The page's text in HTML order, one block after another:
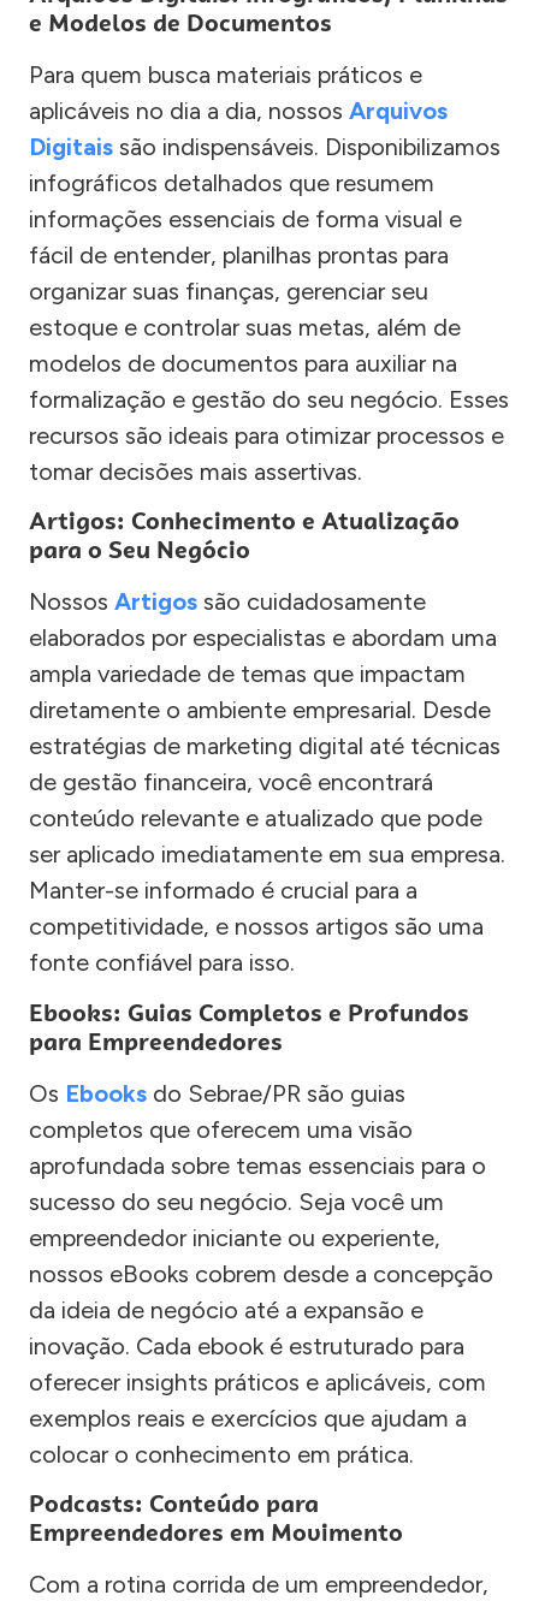
e Modelos de Documentos
Para quem busca materiais práticos e
aplicáveis no dia a dia, nossos Arquivos
Digitais são indispensáveis. Disponibilizamos
infográficos detalhados que resumem
informações essenciais de forma visual e
fácil de entender, planilhas prontas para
organizar suas finanças, gerenciar seu
estoque e controlar suas metas, além de
modelos de documentos para auxiliar na
formalização e gestão do seu negócio. Esses
recursos são ideais para otimizar processos e
tomar decisões mais assertivas.
Artigos: Conhecimento e Atualização
para o Seu Negócio
Nossos Artigos são cuidadosamente
elaborados por especialistas e abordam uma
ampla variedade de temas que impactam
diretamente o ambiente empresarial. Desde
estratégias de marketing digital até técnicas
de gestão financeira, você encontrará
conteúdo relevante e atualizado que pode
ser aplicado imediatamente em sua empresa.
Manter-se informado é crucial para a
competitividade, e nossos artigos são uma
fonte confiável para isso.
Ebooks: Guias Completos e Profundos
para Empreendedores
Os Ebooks do Sebrae/PR são guias
completos que oferecem uma visão
aprofundada sobre temas essenciais para o
sucesso do seu negócio. Seja você um
empreendedor iniciante ou experiente,
nossos eBooks cobrem desde a concepção
da ideia de negócio até a expansão e
inovação. Cada ebook é estruturado para
oferecer insights práticos e aplicáveis, com
exemplos reais e exercícios que ajudam a
colocar o conhecimento em prática.
Podcasts: Conteúdo para
Empreendedores em Movimento
Com a rotina corrida de um empreendedor,